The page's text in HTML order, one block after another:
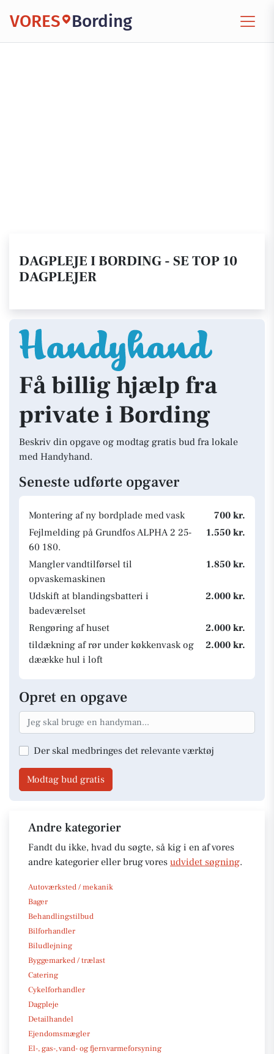
VORES Bording
DAGPLEJE I BORDING - SE TOP 10
DAGPLEJER
Få billig hjælp fra
private i Bording
Beskriv din opgave og modtag gratis bud fra lokale
med Handyhand.
Seneste udførte opgaver
Montering af ny bordplade med vask
700 kr.
Fejlmelding på Grundfos ALPHA 2 25-
60 180.
1.550 kr.
Mangler vandtilførsel til
opvaskemaskinen
1.850 kr.
Udskift at blandingsbatteri i
badeværelset
2.000 kr.
Rengøring af huset
2.000 kr.
tildækning af rør under køkkenvask og
dæække hul i loft
2.000 kr.
Opret en opgave
Der skal medbringes det relevante værktøj
Modtag bud gratis
Andre kategorier
Fandt du ikke, hvad du søgte, så kig i en af vores
andre kategorier eller brug vores udvidet søgning.
Autoværksted / mekanik
Bager
Behandlingstilbud
Bilforhandler
Biludlejning
Byggemarked / trælast
Catering
Cykelforhandler
Dagpleje
Detailhandel
Ejendomsmægler
El-, gas-, vand- og fjernvarmeforsyning